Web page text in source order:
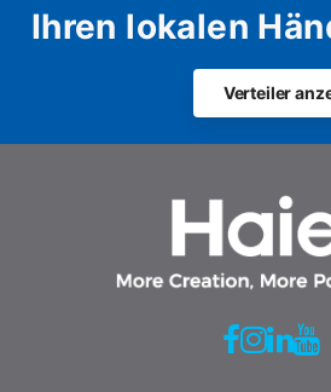
Ihren lokalen
Verteiler